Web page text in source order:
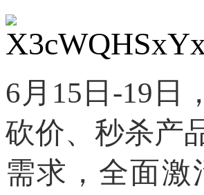
6月15日-19日
砍价、秒杀产
需求，全面